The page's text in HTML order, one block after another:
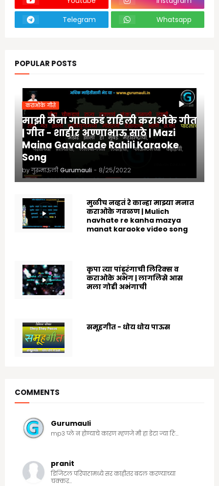
Telegram
Whatsapp
POPULAR POSTS
कराओके गीते
माझी मैना गावाकडं राहिली कराओके गीत
| गीत - शाहीर अण्णाभाऊ साठे | Mazi
Maina Gavakade Rahili Karaoke
Song
by गुरुमाऊली Gurumauli - 8/25/2022
मुळीच नव्हतं रे कान्हा माझ्या मनात
कराओके गवळण | Mulich
navhate re kanha mazya
manat karaoke video song
कृपा त्या पांडूरंगाची लिरिक्स व
कराओके अभंग | लागलिसे आस
मला गोडी अभंगाची
समूहगीत - धोय धोय पाऊस
COMMENTS
Gurumauli
mp3 प्ले न होण्याचे कारण म्हणजे मी हा डेटा ज्या ठि...
pranit
डिजिटल परिपाठामध्ये सर काहीतर बदल करण्याच्या
चक्कर...